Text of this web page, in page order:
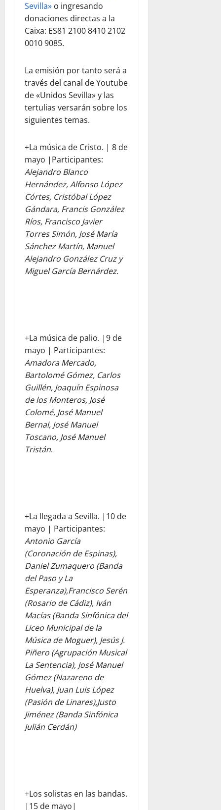
Sevilla» o ingresando
donaciones directas a la
Caixa: ES81 2100 8410 2102
0010 9085.
La emisión por tanto será a
través del canal de Youtube
de «Unidos Sevilla» y las
tertulias versarán sobre los
siguientes temas.
+La música de Cristo. | 8 de
mayo |Participantes:
Alejandro Blanco
Hernández, Alfonso López
Córtes, Cristóbal López
Gándara, Francis González
Ríos, Francisco Javier
Torres Simón, José María
Sánchez Martín, Manuel
Alejandro González Cruz y
Miguel García Bernárdez.
+La música de palio. |9 de
mayo | Participantes:
Amadora Mercado,
Bartolomé Gómez, Carlos
Guillén, Joaquín Espinosa
de los Monteros, José
Colomé, José Manuel
Bernal, José Manuel
Toscano, José Manuel
Tristán.
+La llegada a Sevilla. |10 de
mayo | Participantes:
Antonio García
(Coronación de Espinas),
Daniel Zumaquero (Banda
del Paso y La
Esperanza),Francisco Serén
(Rosario de Cádiz), Iván
Macías (Banda Sinfónica del
Liceo Municipal de la
Música de Moguer), Jesús J.
Piñero (Agrupación Musical
La Sentencia), José Manuel
Gómez (Nazareno de
Huelva), Juan Luis López
(Pasión de Linares),Justo
Jiménez (Banda Sinfónica
Julián Cerdán)
+Los solistas en las bandas.
|15 de mayo|